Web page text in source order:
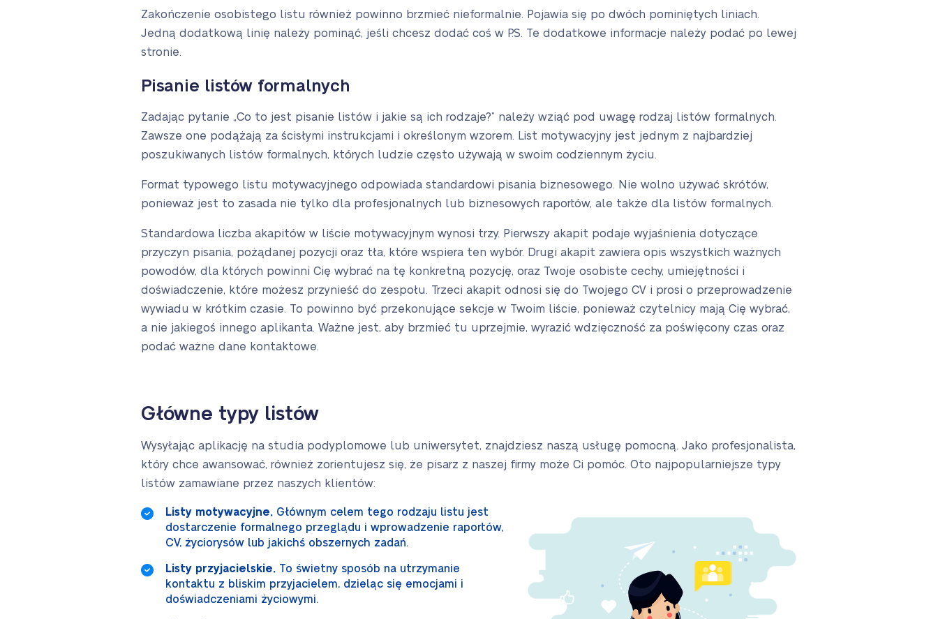
Zakończenie osobistego listu również powinno brzmieć nieformalnie. Pojawia się po dwóch pominiętych liniach.
Jedną dodatkową linię należy pominąć, jeśli chcesz dodać coś w P.S. Te dodatkowe informacje należy podać po lewej
stronie.
Pisanie listów formalnych
Zadając pytanie „Co to jest pisanie listów i jakie są ich rodzaje?” należy wziąć pod uwagę rodzaj listów formalnych.
Zawsze one podążają za ścisłymi instrukcjami i określonym wzorem. List motywacyjny jest jednym z najbardziej
poszukiwanych listów formalnych, których ludzie często używają w swoim codziennym życiu.
Format typowego listu motywacyjnego odpowiada standardowi pisania biznesowego. Nie wolno używać skrótów,
ponieważ jest to zasada nie tylko dla profesjonalnych lub biznesowych raportów, ale także dla listów formalnych.
Standardowa liczba akapitów w liście motywacyjnym wynosi trzy. Pierwszy akapit podaje wyjaśnienia dotyczące
przyczyn pisania, pożądanej pozycji oraz tła, które wspiera ten wybór. Drugi akapit zawiera opis wszystkich ważnych
powodów, dla których powinni Cię wybrać na tę konkretną pozycję, oraz Twoje osobiste cechy, umiejętności i
doświadczenie, które możesz przynieść do zespołu. Trzeci akapit odnosi się do Twojego CV i prosi o przeprowadzenie
wywiadu w krótkim czasie. To powinno być przekonujące sekcje w Twoim liście, ponieważ czytelnicy mają Cię wybrać,
a nie jakiegoś innego aplikanta. Ważne jest, aby brzmieć tu uprzejmie, wyrazić wdzięczność za poświęcony czas oraz
podać ważne dane kontaktowe.
Główne typy listów
Wysyłając aplikację na studia podyplomowe lub uniwersytet, znajdziesz naszą usługę pomocną. Jako profesjonalista,
który chce awansować, również zorientujesz się, że pisarz z naszej firmy może Ci pomóc. Oto najpopularniejsze typy
listów zamawiane przez naszych klientów:
Listy motywacyjne. Głównym celem tego rodzaju listu jest
dostarczenie formalnego przeglądu i wprowadzenie raportów,
CV, życiorysów lub jakichś obszernych zadań.
Listy przyjacielskie. To świetny sposób na utrzymanie
kontaktu z bliskim przyjacielem, dzieląc się emocjami i
doświadczeniami życiowymi.